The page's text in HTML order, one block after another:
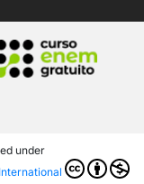
under